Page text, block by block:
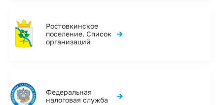
Ростовкинское
поселение. Список
организаций
→
Федеральная
налоговая служба
→